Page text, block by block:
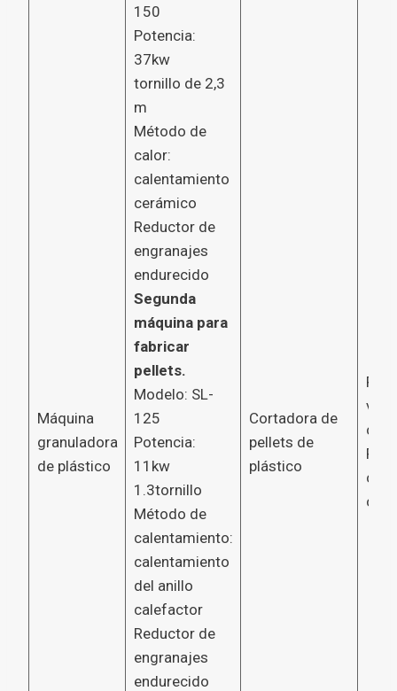
Máquina
granuladora
de plástico
150
Potencia:
37kw
tornillo de 2,3
m
Método de
calor:
calentamiento
cerámico
Reductor de
engranajes
endurecido
Segunda
máquina para
fabricar
pellets.
Modelo: SL-
125
Potencia:
11kw
1.3tornillo
Método de
calentamiento:
calentamiento
del anillo
calefactor
Reductor de
engranajes
endurecido
Cortadora de
pellets de
plástico